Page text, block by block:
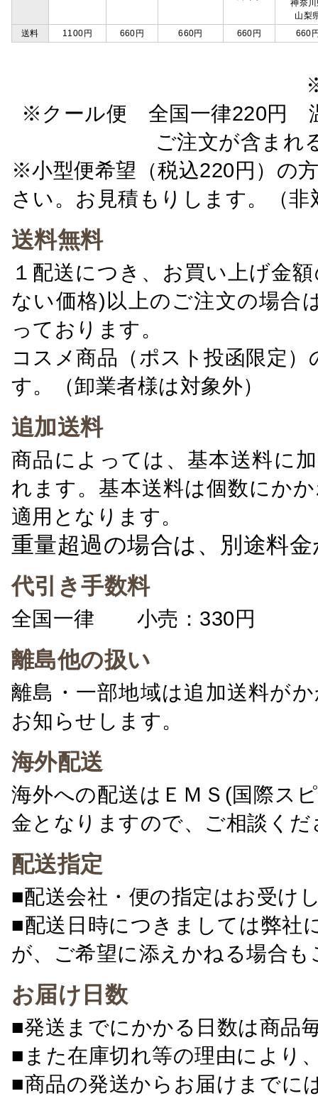
神奈
山梨
送料
1100円 660円 660円 660円 660
※クール便 全国一律220円
ご注文が含ま
※小型便希望（税込220円）の
さい。お見積もりします。（非
送料無料
１配送につき、お買い上げ金
ない価格)以上のご注文の場合
っております。
コスメ商品（ポスト投函限定
す。（卸業者様は対象外）
追加送料
商品によっては、基本送料に
れます。基本送料は個数にか
適用となります。
重量超過の場合は、別途料
代引き手数料
全国一律 小売：330円 卸
離島他の扱い
離島・一部地域は追加送料が
お知らせします。
海外配送
海外への配送はＥＭＳ(国際ス
金となりますので、ご相談くだ
配送指定
■配送会社・便の指定はお受け
■配送日時につきましては弊社
が、ご希望に添えかねる場合
お届け日数
■発送までにかかる日数は商品
■また在庫切れ等の理由により
■商品の発送からお届けまでに